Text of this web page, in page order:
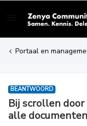
Portaal en
BEANTWOORD
Bij scrollen
alle